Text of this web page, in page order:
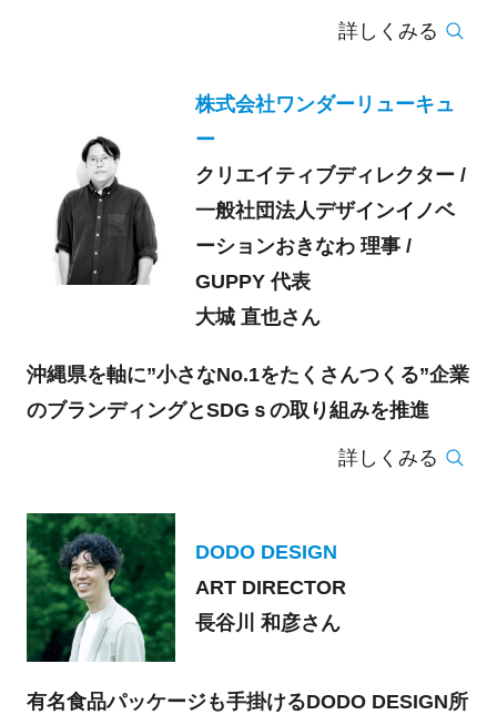
詳しくみる
株式会社ワンダーリューキュ
ー
クリエイティブディレクター /
一般社団法人デザインイノベ
ーションおきなわ 理事 /
GUPPY 代表
大城 直也さん
沖縄県を軸に”小さなNo.1をたくさんつくる”企業
のブランディングとSDGｓの取り組みを推進
詳しくみる
DODO DESIGN
ART DIRECTOR
長谷川 和彦さん
有名食品パッケージも手掛けるDODO DESIGN所